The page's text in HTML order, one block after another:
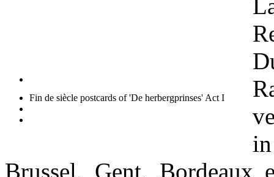
Fin de siècle postcards of 'De herbergprinses' Act I
Brussel, Gent, Bordeaux